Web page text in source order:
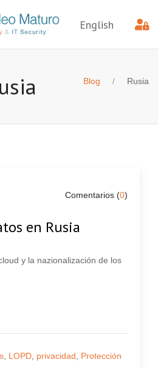
English
Blog Rusia
Comentarios (0)
en Rusia
y la nazionalización de los
LOPD privacidad
Protección